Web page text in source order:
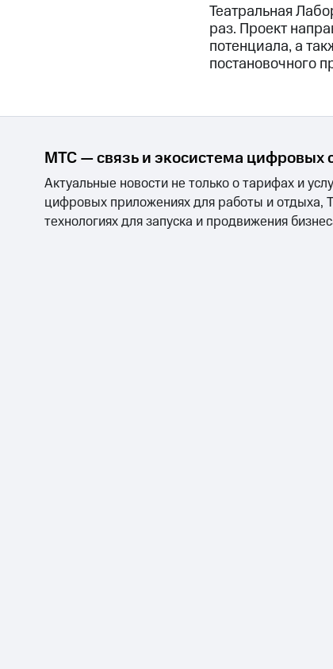
Театральная
раз. Проект
потенциала, а
постановочного
МТС — связь и экосистема цифровых
Актуальные новости не только о тарифах и
цифровых приложениях для работы и отдыха,
технологиях для запуска и продвижения